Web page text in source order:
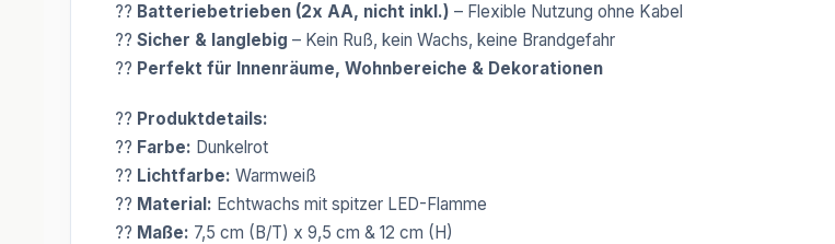
?? Batteriebetrieben (2x AA, nicht inkl.) – Flexible Nutzung ohne Kabel
?? Sicher & langlebig – Kein Ruß, kein Wachs, keine Brandgefahr
?? Perfekt für Innenräume, Wohnbereiche & Dekorationen
?? Produktdetails:
?? Farbe: Dunkelrot
?? Lichtfarbe: Warmweiß
?? Material: Echtwachs mit spitzer LED-Flamme
?? Maße: 7,5 cm (B/T) x 9,5 cm & 12 cm (H)